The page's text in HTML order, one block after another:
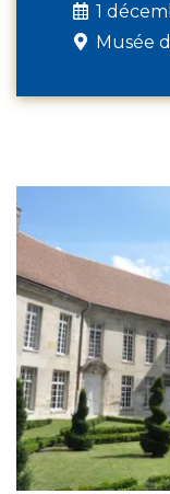
1
Musée